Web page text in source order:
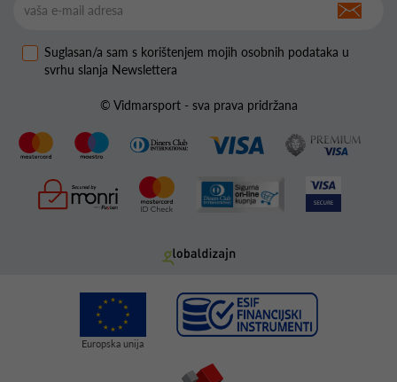
Suglasan/a sam s korištenjem mojih osobnih podataka u
svrhu slanja Newslettera
© Vidmarsport - sva prava pridržana